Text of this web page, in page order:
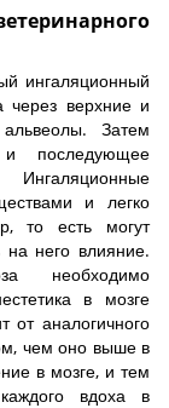
ингаляционный
через верхние и
Затем
последующее
и легко
то есть могут
на него влияние.
необходимо
в мозге
от аналогичного
чем оно выше в
в мозге, и тем
вдоха в